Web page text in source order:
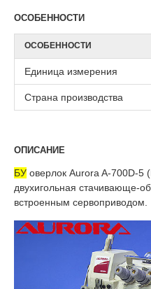
ОСОБЕННОСТИ
ОСОБЕННОСТИ
Единица измерения
Страна производства
ОПИСАНИЕ
БУ оверлок Aurora A-700D-5
двухигольная стачивающе-
встроенным сервоприводом.